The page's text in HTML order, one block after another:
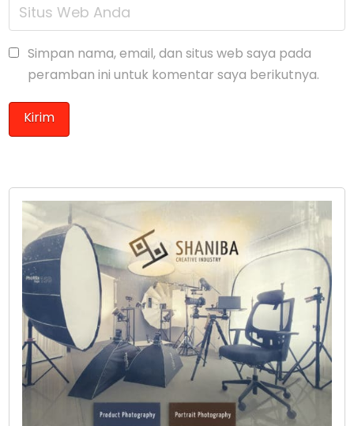
Simpan nama, email, dan situs web saya pada
peramban ini untuk komentar saya berikutnya.